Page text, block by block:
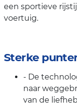
een sportieve
voertuig.
Sterke
- De
naar
van de